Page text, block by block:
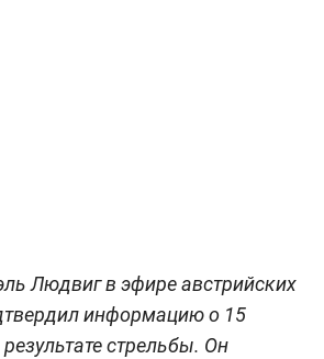
Людвиг в эфире австрийских
информацию о 15
стрельбы. Он